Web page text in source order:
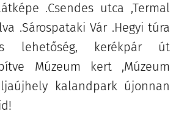
.Csendes utca ,Termal
.Sárospataki Vár .Hegyi túra
lehetőség, kerékpár út
Múzeum kert ,Múzeum
kalandpark újonnan